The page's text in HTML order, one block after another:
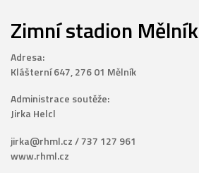
Zimní stadion Mělník
Adresa:
Klášterní 647, 276 01 Mělník
Administrace soutěže:
Jirka Helcl
jirka@rhml.cz / 737 127 961
www.rhml.cz